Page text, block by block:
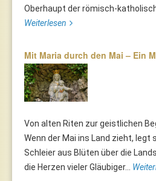
Oberhaupt der römisch-
Weiterlesen
Mit Maria durch den Mai – Ein
Von alten Riten zur geistlichen
Wenn der Mai ins Land zieht, legt
Schleier aus Blüten über die
die Herzen vieler Gläubiger...